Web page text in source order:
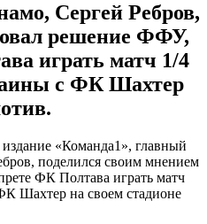
Сергей Ребров,
решение ФФУ,
играть матч 1/4
с ФК Шахтер
«Команда1», главный
поделился своим мнением
ФК Полтава играть матч
Шахтер на своем стадионе